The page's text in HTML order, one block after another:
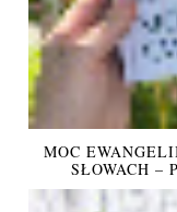
MOC
SŁOWACH –